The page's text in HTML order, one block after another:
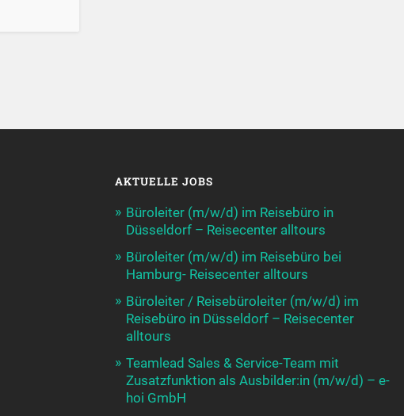
AKTUELLE JOBS
Büroleiter (m/w/d) im Reisebüro in
Düsseldorf – Reisecenter alltours
Büroleiter (m/w/d) im Reisebüro bei
Hamburg- Reisecenter alltours
Büroleiter / Reisebüroleiter (m/w/d) im
Reisebüro in Düsseldorf – Reisecenter
alltours
Teamlead Sales & Service-Team mit
Zusatzfunktion als Ausbilder:in (m/w/d) – e-
hoi GmbH